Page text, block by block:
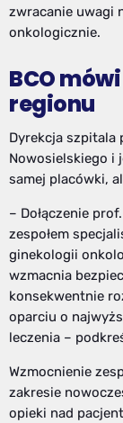
zwracanie uwagi
onkologicznie.
BCO
regionu
Dyrekcja szpitala
Nowosielskiego i
samej placówki,
– Dołączenie
zespołem
ginekologii
wzmacnia
konsekwentnie
oparciu o
leczenia –
Wzmocnienie
zakresie
opieki nad